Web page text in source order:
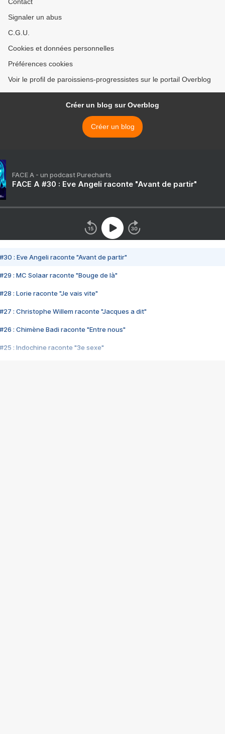
Signaler un abus
C.G.U.
Cookies et données personnelles
Préférences cookies
Voir le profil de paroissiens-progressistes sur le portail Overblog
Créer un blog sur Overblog
Créer un blog
FACE A - un podcast Purecharts
FACE A #30 : Eve Angeli raconte "Avant de partir"
#30 : Eve Angeli raconte "Avant de partir"
#29 : MC Solaar raconte "Bouge de là"
#28 : Lorie raconte "Je vais vite"
#27 : Christophe Willem raconte "Jacques a dit"
#26 : Chimène Badi raconte "Entre nous"
#25 : Indochine raconte "3e sexe"